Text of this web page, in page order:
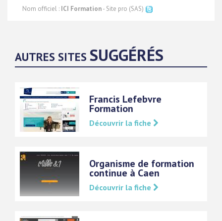
Nom officiel : ICI Formation- Site pro (SAS)
AUTRES SITES SUGGÉRÉS
Francis Lefebvre
Formation
Découvrir la fiche
Organisme de formation
continue à Caen
Découvrir la fiche